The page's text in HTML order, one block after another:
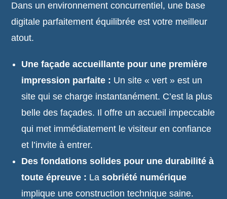
Dans un environnement concurrentiel, une base
digitale parfaitement équilibrée est votre meilleur
atout.
Une façade accueillante pour une première
impression parfaite : Un site « vert » est un
site qui se charge instantanément. C’est la plus
belle des façades. Il offre un accueil impeccable
qui met immédiatement le visiteur en confiance
et l’invite à entrer.
Des fondations solides pour une durabilité à
toute épreuve : Lasobriété numérique
implique une construction technique saine.